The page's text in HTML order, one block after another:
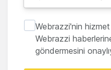
Webrazzi'nin
Webrazzi
göndermesini